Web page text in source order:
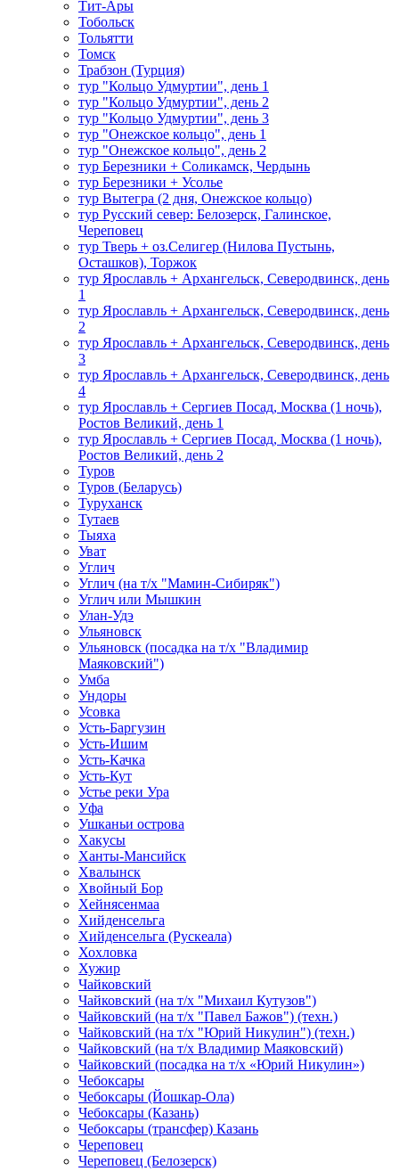
Тит-Ары
Тобольск
Тольятти
Томск
Трабзон (Турция)
тур "Кольцо Удмуртии", день 1
тур "Кольцо Удмуртии", день 2
тур "Кольцо Удмуртии", день 3
тур "Онежское кольцо", день 1
тур "Онежское кольцо", день 2
тур Березники + Соликамск, Чердынь
тур Березники + Усолье
тур Вытегра (2 дня, Онежское кольцо)
тур Русский север: Белозерск, Галинское,
Череповец
тур Тверь + оз.Селигер (Нилова Пустынь,
Осташков), Торжок
тур Ярославль + Архангельск, Северодвинск, день
1
тур Ярославль + Архангельск, Северодвинск, день
2
тур Ярославль + Архангельск, Северодвинск, день
3
тур Ярославль + Архангельск, Северодвинск, день
4
тур Ярославль + Сергиев Посад, Москва (1 ночь),
Ростов Великий, день 1
тур Ярославль + Сергиев Посад, Москва (1 ночь),
Ростов Великий, день 2
Туров
Туров (Беларусь)
Туруханск
Тутаев
Тыяха
Уват
Углич
Углич (на т/х "Мамин-Сибиряк")
Углич или Мышкин
Улан-Удэ
Ульяновск
Ульяновск (посадка на т/х "Владимир
Маяковский")
Умба
Ундоры
Усовка
Усть-Баргузин
Усть-Ишим
Усть-Качка
Усть-Кут
Устье реки Ура
Уфа
Ушканьи острова
Хакусы
Ханты-Мансийск
Хвалынск
Хвойный Бор
Хейнясенмаа
Хийденсельга
Хийденсельга (Рускеала)
Хохловка
Хужир
Чайковский
Чайковский (на т/х "Михаил Кутузов")
Чайковский (на т/х "Павел Бажов") (техн.)
Чайковский (на т/х "Юрий Никулин") (техн.)
Чайковский (на т/х Владимир Маяковский)
Чайковский (посадка на т/х «Юрий Никулин»)
Чебоксары
Чебоксары (Йошкар-Ола)
Чебоксары (Казань)
Чебоксары (трансфер) Казань
Череповец
Череповец (Белозерск)